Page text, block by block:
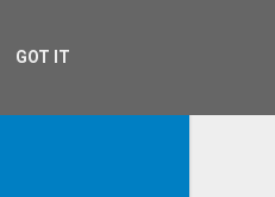
GOT IT